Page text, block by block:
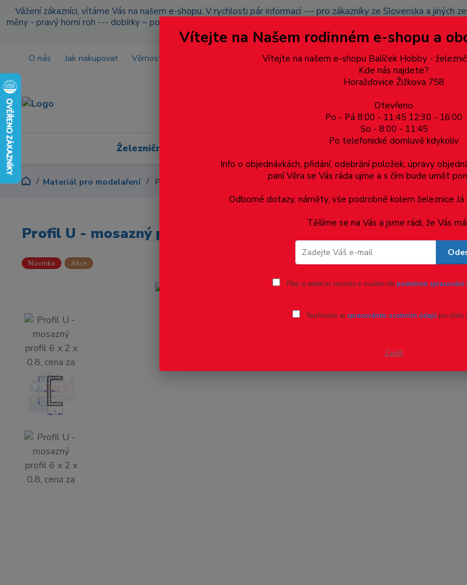
Vážení zákazníci, vítáme Vás na našem e-shopu. V rychlosti pár informací --- pro zákazníky ze Slovenska a
měny - pravý horní roh --- dobírky – pokud si z nějakého důvodu zásilku nevyzvednete, bude po domluvě zaslána
přidán na blacklist a rušeny následující
O nás Jak nakupovat Věrnostní program Doprava a platba Více
Železniční modelářství Dárkové poukazy, upomínkové předměty
Materiál pro modelaření Profil U - mosazný profil 6 x 2 x 0.8, cena za 0.5m
Profil U - mosazný profil 6 x 2 x 0.8, cena za 0.5m
Novinka Akce
Vítejte na Našem rodinném e-shopu a
Vítejte na našem e-shopu Balíček Hobby -
Kde nás najdete?
Horažďovice Žižkova 758
Otevřeno
Po - Pá 8:00 - 11:45 12:30 - 16:00
So - 8:00 - 11:45
Po telefonické domluvě kdykoliv
Info o objednávkách, přidání, odebrání položek, úpravy
paní Věra se Vás ráda ujme a s čím bude umět
Odborné dotazy, náměty, vše podrobné kolem železnice
Těšíme se na Vás a jsme rádi, že Vás
Přeji si odebírat novinky e-mailem dle podmínek zpracování
Souhlasím se zpracováním osobních údajůpro účely
Zavřít